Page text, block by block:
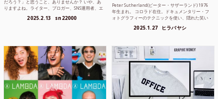
だろう？」と思うこと、ありませんか？ いや、あ
りますよね。ライター、ブロガー、SNS運用者、エ
は意外と多い。で...
2025.2.13 sn22000
Peter Sutherland(ピーター・サザーランド) 1976
年生まれ。 コロラド在住。ドキュメンタリー・フ
ォトグラフィーのテクニックを使い、隠れた笑い
2025.1.27 ヒラバヤシ